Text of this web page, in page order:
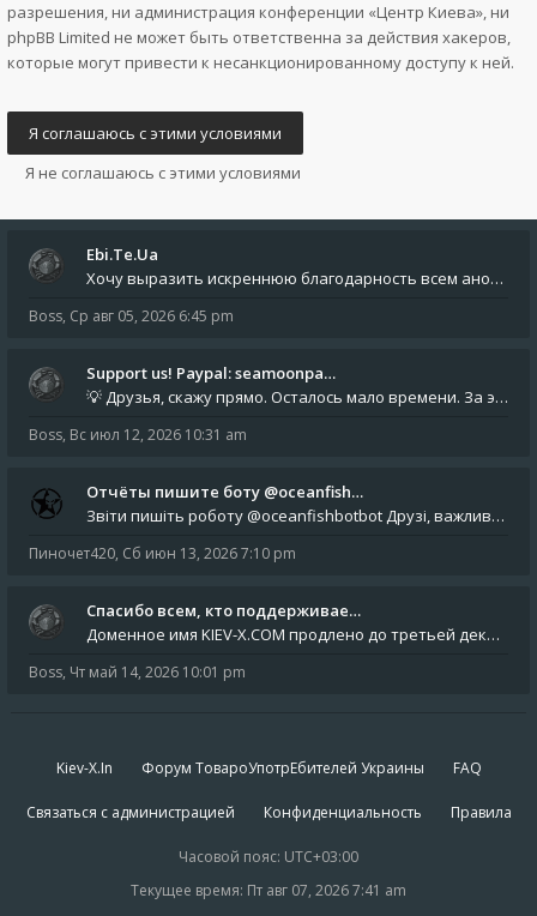
разрешения, ни администрация конференции «Центр Киева», ни
phpBB Limited не может быть ответственна за действия хакеров,
которые могут привести к несанкционированному доступу к ней.
Ebi.Te.Ua
Хочу выразить искреннюю благодарность всем анонимным пользователям, которые поддержали наше сообщество финансово. Благод
Boss, Ср авг 05, 2026 6:45 pm
Support us! Paypal: seamoonpa…
💡 Друзья, скажу прямо. Осталось мало времени. За это время нам нужно закрыть последние обязательные расходы: около 500
Boss, Вс июл 12, 2026 10:31 am
Отчёты пишите боту @oceanfish…
Звіти пишіть роботу @oceanfishbotbot Друзі, важливе повідомлення для учасників форума. Основне звернення опублікован
Пиночет420, Сб июн 13, 2026 7:10 pm
Спасибо всем, кто поддерживае…
Доменное имя KIEV-X.COM продлено до третьей декады августа 2027 года! Спасибо всем анонимным пользователям, которые по
Boss, Чт май 14, 2026 10:01 pm
Kiev-X.In Форум ТовароУпотрЕбителей Украины FAQ
Связаться с администрацией Конфиденциальность Правила
Часовой пояс: UTC+03:00
Текущее время: Пт авг 07, 2026 7:41 am